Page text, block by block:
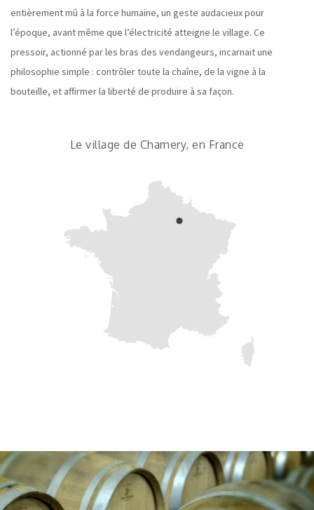
entièrement mû à la force humaine, un geste audacieux pour
l’époque, avant même que l’électricité atteigne le village. Ce
pressoir, actionné par les bras des vendangeurs, incarnait une
philosophie simple : contrôler toute la chaîne, de la vigne à la
bouteille, et affirmer la liberté de produire à sa façon.
Le village de Chamery, en France